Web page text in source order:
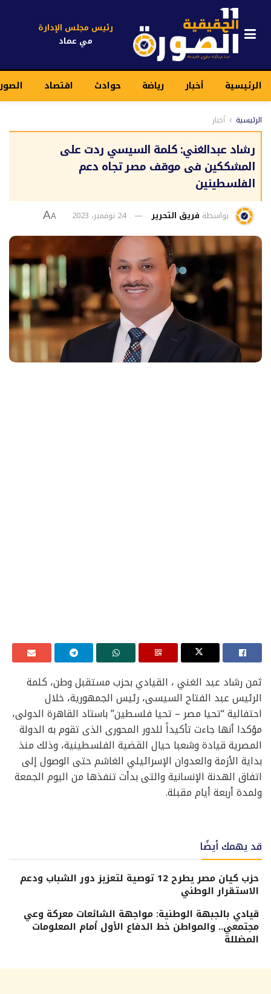
رئيس مجلس الإدارة
مي عماد
الرئيسية أخبار رياضة حوادث اقتصاد
الرئيسية أخبار
رشاد عبدالغني: كلمة السيسي ردت على
المشككين فى موقف مصر تجاه دعم
الفلسطينين
بواسطة فريق التحرير 24 نوفمبر، 2023 A
A
ثمن رشاد عبد الغني ، القيادي بحزب مستقبل وطن، كلمة
الرئيس عبد الفتاح السيسى، رئيس الجمهورية، خلال
احتفالية “تحيا مصر – تحيا فلسطين” باستاد القاهرة الدولى،
مؤكدا أنها جاءت تأكيداً للدور المحورى الذى تقوم به الدولة
المصرية قيادة وشعبا حيال القضية الفلسطينية، وذلك منذ
بداية الأزمة والعدوان الإسرائيلي الغاشم حتى الوصول إلى
اتفاق الهدنة الإنسانية والتى بدأت تنفذها من اليوم الجمعة
ولمدة أربعة أيام مقبلة.
قد يهمك أيضًا
حزب كيان مصر يطرح 12 توصية لتعزيز دور الشباب ودعم
الاستقرار الوطني
قيادي بالجبهة الوطنية: مواجهة الشائعات معركة وعي
مجتمعي.. والمواطن خط الدفاع الأول أمام المعلومات
المضللة